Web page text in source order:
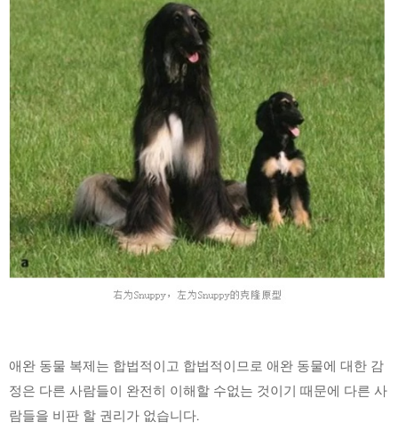
애완 동물 복제는 합법적이고 합법적이므로 애완 동물에 대한 감
정은 다른 사람들이 완전히 이해할 수없는 것이기 때문에 다른 사
람들을 비판 할 권리가 없습니다.